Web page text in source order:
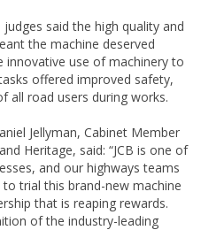
said the high quality and
the machine deserved
innovative use of machinery to
offered improved safety,
all road users during works.
Jellyman, Cabinet Member
Heritage, said: “JCB is one of
and our highways teams
trial this brand-new machine
that is reaping rewards.
of the industry-leading